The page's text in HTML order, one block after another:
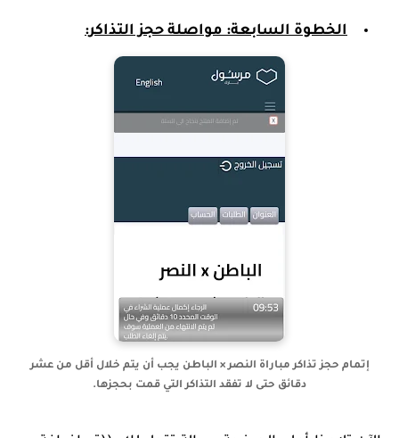
الخطوة السابعة: مواصلة حجز التذاكر:
إتمام حجز تذاكر مباراة النصر × الباطن يجب أن يتم خلال أقل من عشر
دقائق حتى لا تفقد التذاكر التي قمت بحجزها.